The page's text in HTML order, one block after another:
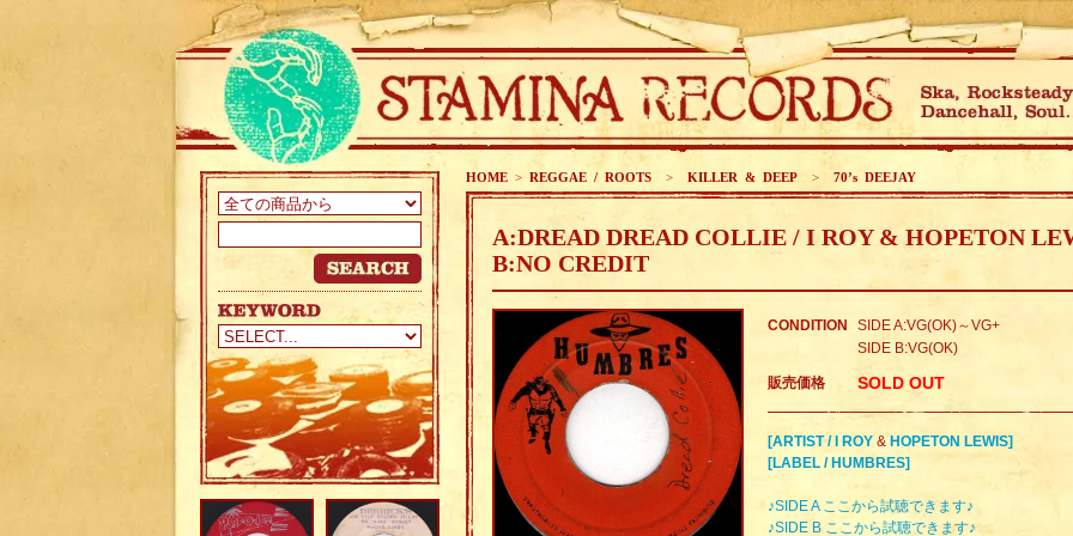
HOME > REGGAE / ROOTS > KILLER & DEEP > 70’s DEEJAY
A:DREAD DREAD COLLIE / I ROY & HOPETON
B:NO CREDIT
CONDITION
SIDE A:VG(OK)～VG+
SIDE B:VG(OK)
販売価格 SOLD OUT
[ARTIST / I ROY & HOPETON LEWIS]
[LABEL / HUMBRES]
♪SIDE A ここから試聴できます♪
♪SIDE B ここから試聴できます♪